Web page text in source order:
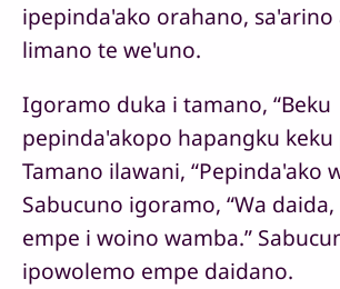
ipepinda'ako orahano,
limano te we'uno.
Igoramo duka i tamano, “Beku
pepinda'akopo hapangku keku
Tamano ilawani, “Pepinda'ako
Sabucuno igoramo, “Wa
empe i woino wamba.”
ipowolemo empe daidano.